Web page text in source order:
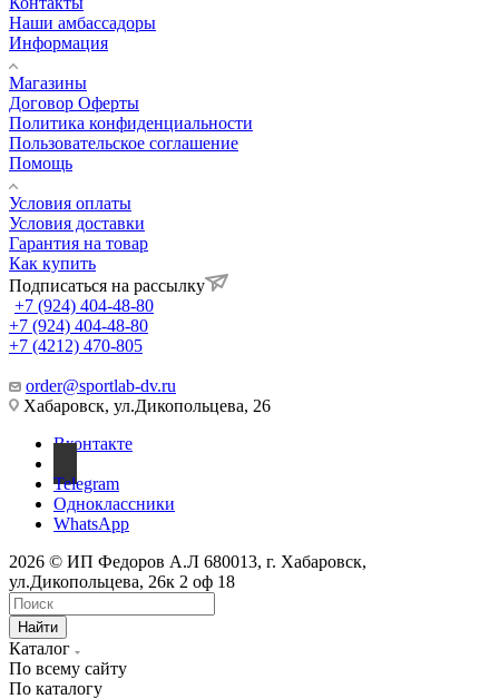
Наши амбассадоры
Информация
Магазины
Договор Оферты
Политика конфиденциальности
Пользовательское соглашение
Помощь
Условия оплаты
Условия доставки
Гарантия на товар
Как купить
Подписаться на рассылку
+7 (924) 404-48-80
+7 (924) 404-48-80
+7 (4212) 470-805
order@sportlab-dv.ru
Хабаровск, ул.Дикопольцева, 26
Вконтакте
Telegram
Одноклассники
WhatsApp
2026 © ИП Федоров А.Л 680013, г. Хабаровск,
ул.Дикопольцева, 26к 2 оф 18
Найти
Каталог
По всему сайту
По каталогу